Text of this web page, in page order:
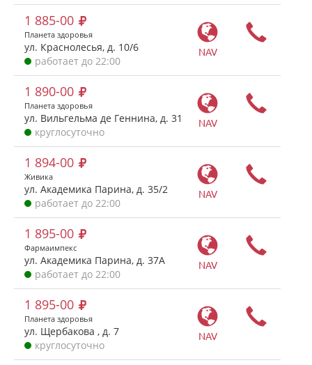
NAV
1 885-00
Планета здоровья
ул. Краснолесья, д. 10/6
работает до 22:00
NAV
1 890-00
Планета здоровья
ул. Вильгельма де Геннина, д. 31
круглосуточно
NAV
1 894-00
Живика
ул. Академика Парина, д. 35/2
работает до 22:00
NAV
1 895-00
Фармаимпекс
ул. Академика Парина, д. 37А
работает до 22:00
NAV
1 895-00
Планета здоровья
ул. Щербакова , д. 7
круглосуточно